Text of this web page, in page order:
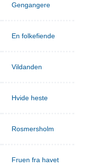
Gengangere
En folkefiende
Vildanden
Hvide heste
Rosmersholm
Fruen fra havet